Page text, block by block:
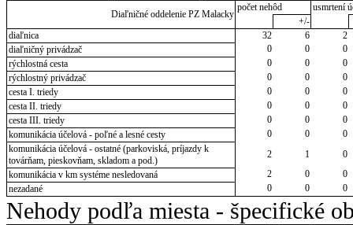
Diaľničné oddelenie PZ Malacky
počet nehôd
usmrtení
+/-
diaľnica
32 6
2
diaľničný privádzač
0 0
0
rýchlostná cesta
0 0
0
rýchlostný privádzač
0 0
0
cesta I. triedy
0 0
0
cesta II. triedy
0 0
0
cesta III. triedy
0 0
0
komunikácia účelová - poľné a lesné cesty
0 0
0
komunikácia účelová - ostatné (parkoviská, príjazdy k
továrňam, pieskovňam, skladom a pod.)
2 1
0
komunikácia v km systéme nesledovaná
2 0
0
nezadané
0 0 0
Nehody podľa miesta - špecifické